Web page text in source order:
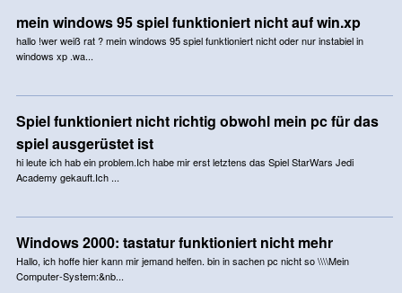
mein windows 95 spiel funktioniert nicht auf win.xp
hallo !wer weiß rat ? mein windows 95 spiel funktioniert nicht oder nur instabiel in
windows xp .wa...
Spiel funktioniert nicht richtig obwohl mein pc für das
spiel ausgerüstet ist
hi leute ich hab ein problem.Ich habe mir erst letztens das Spiel StarWars Jedi
Academy gekauft.Ich ...
Windows 2000: tastatur funktioniert nicht mehr
Hallo, ich hoffe hier kann mir jemand helfen. bin in sachen pc nicht so \\\\Mein
Computer-System:&nb...